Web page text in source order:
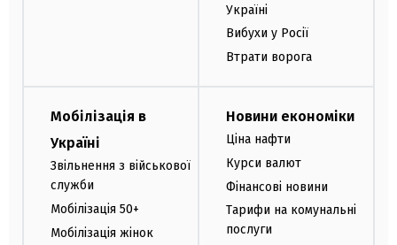
Україні
Вибухи у Росії
Втрати ворога
Мобілізація в
Україні
Звільнення з військової
служби
Мобілізація 50+
Мобілізація жінок
Новини економіки
Ціна нафти
Курси валют
Фінансові новини
Тарифи на комунальні
послуги